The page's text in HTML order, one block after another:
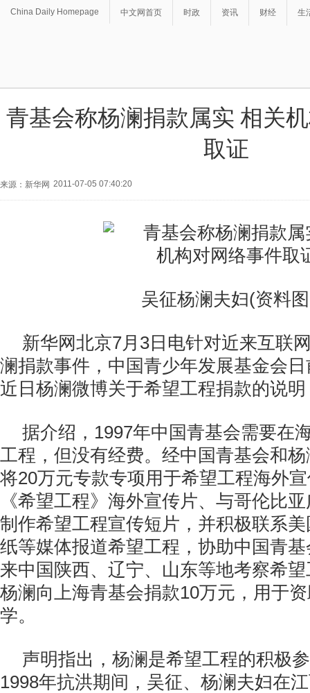
China Daily Homepage 中文网首页 时政 资讯 财经 生
青基会称杨澜捐款属实 相关
取证
来源：新华网 2011-07-05 07:40:20
吴征杨澜夫妇(资料
新华网北京7月3日电针对近来互联
澜捐款事件，中国青少年发展基金会
近日杨澜微博关于希望工程捐款的说
据介绍，1997年中国青基会需要在
工程，但没有经费。经中国青基会和
将20万元专款专项用于希望工程海外
《希望工程》海外宣传片、与哥伦比
制作希望工程宣传短片，并积极联系
纸等媒体报道希望工程，协助中国青
来中国陕西、辽宁、山东等地考察希
杨澜向上海青基会捐款10万元，用于
学。
声明指出，杨澜是希望工程的积极
1998年抗洪期间，吴征、杨澜夫妇在